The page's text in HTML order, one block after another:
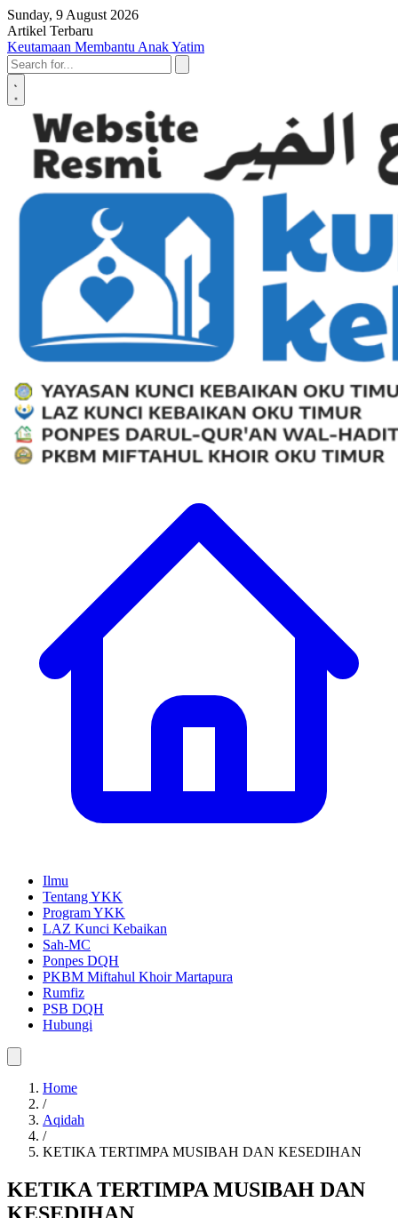
Skip to content
Sunday, 9 August 2026
Artikel Terbaru
Penyerahan SK LAZ Kunci Kebaikan OKU Timur, Tonggak Baru
Penguatan Pelayanan Umat
Ilmu
Tentang YKK
Program YKK
LAZ Kunci Kebaikan
Sah-MC
Ponpes DQH
PKBM Miftahul Khoir Martapura
Rumfiz
PSB DQH
Home
/
Aqidah
/
KETIKA TERTIMPA MUSIBAH DAN